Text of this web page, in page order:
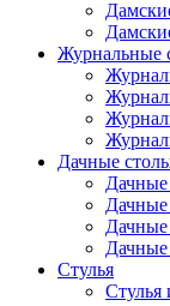
Журнальные
Дачные
Дачные
Дачные
Дачные
Стулья
Стулья